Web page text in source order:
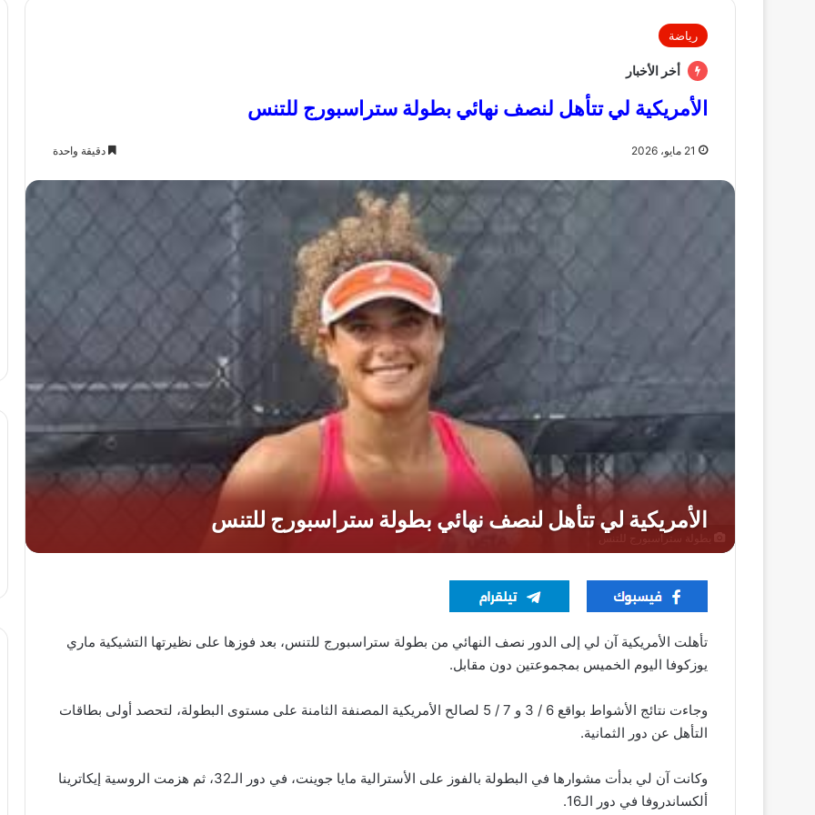
رياضة
أخر الأخبار
الأمريكية لي تتأهل لنصف نهائي بطولة ستراسبورج للتنس
21 مايو، 2026 دقيقة واحدة
بطولة ستراسبورج للتنس
تأهلت الأمريكية آن لي إلى الدور نصف النهائي من بطولة ستراسبورج للتنس، بعد فوزها على نظيرتها التشيكية ماري
يوزكوفا اليوم الخميس بمجموعتين دون مقابل.
وجاءت نتائج الأشواط بواقع 6 / 3 و 7 / 5 لصالح الأمريكية المصنفة الثامنة على مستوى البطولة، لتحصد أولى بطاقات
التأهل عن دور الثمانية.
وكانت آن لي بدأت مشوارها في البطولة بالفوز على الأسترالية مايا جوينت، في دور الـ32، ثم هزمت الروسية إيكاترينا
ألكساندروفا في دور الـ16.